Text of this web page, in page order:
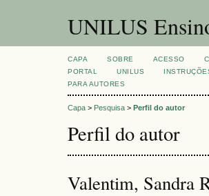
UNILUS
CAPA SOBRE ACESSO
PORTAL
UNILUS
PARA AUTORES
Capa > Pesquisa > Perfil do autor
Perfil do autor
Valentim, Sandra